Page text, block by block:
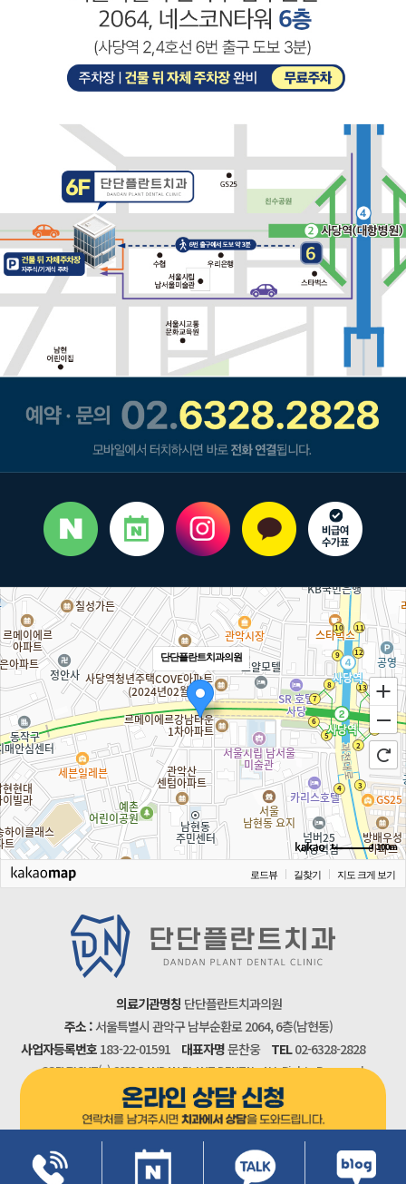
단단플란트치과의원
100m
로드뷰 길찾기 지도 크게 보기
의료기관명칭 단단플란트치과의원
주소 :서울특별시 관악구 남부순환로 2064, 6층(남현동)
사업자등록번호 183-22-01591 대표자명문찬웅 TEL02-6328-2828
COPYRIGHT(c) 2022 DANDAN PLANT DENTAL. ALL Rights Reserved.
개인정보처리방침 이메일무단수집거부 비급여수가표